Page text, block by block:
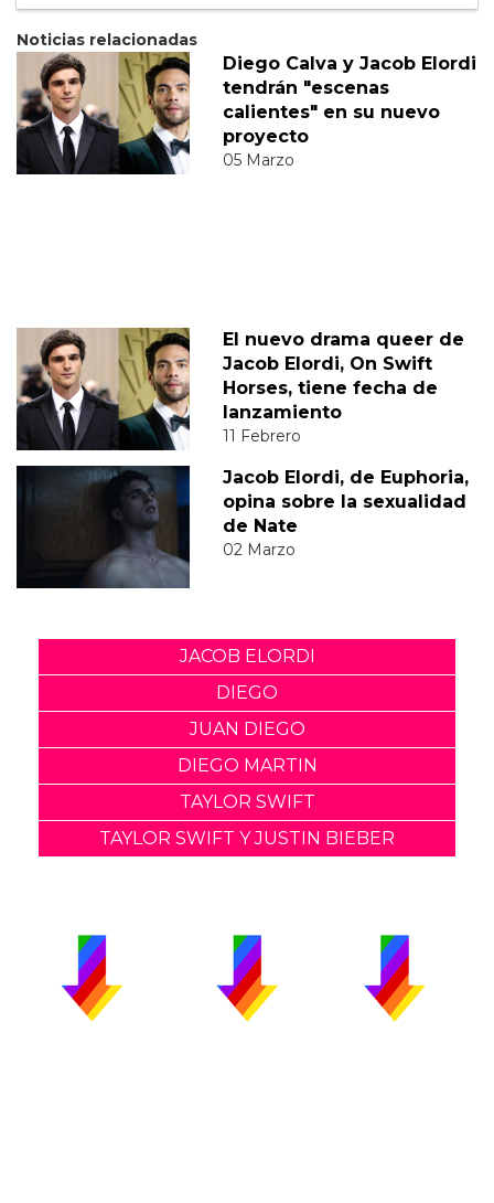
Noticias relacionadas
Diego Calva y Jacob Elordi
tendrán "escenas
calientes" en su nuevo
proyecto
05 Marzo
El nuevo drama queer de
Jacob Elordi, On Swift
Horses, tiene fecha de
lanzamiento
11 Febrero
Jacob Elordi, de Euphoria,
opina sobre la sexualidad
de Nate
02 Marzo
JACOB ELORDI
DIEGO
JUAN DIEGO
DIEGO MARTIN
TAYLOR SWIFT
TAYLOR SWIFT Y JUSTIN BIEBER